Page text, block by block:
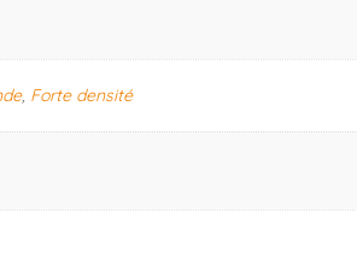
, Forte densité